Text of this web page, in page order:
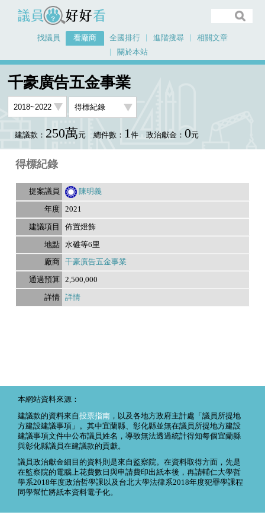
議員好好看
找議員 看廠商 全國排行 進階搜尋
相關文章
關於本站
千豪廣告五金事業
建議款： 250萬元 總件數： 1件 政治獻金： 0元
得標紀錄
陳明義
2021
佈置燈飾
水碓等6里
千豪廣告五金事業
2,500,000
詳情
本網站資料來源：
建議款的資料來自投票指南 ，以及各地方政府主計處「議員所提地
方建設建議事項」。其中宜蘭縣、彰化縣並無在議員所提地方建設
建議事項文件中公布議員姓名，導致無法透過統計得知每個宜蘭縣
與彰化縣議員在建議款的貢獻。
議員政治獻金細目的資料則是來自監察院。在資料取得方面，先是
在監察院的電腦上花費數日與申請費印出紙本後，再請輔仁大學哲
學系2018年度政治哲學課以及台北大學法律系2018年度犯罪學課程
同學幫忙將紙本資料電子化。